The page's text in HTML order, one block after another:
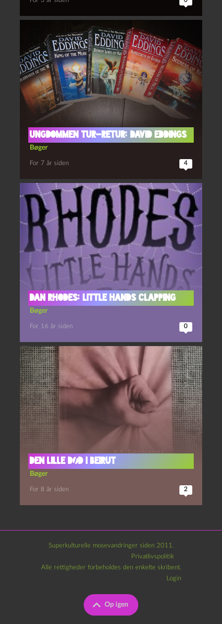
Ungdommen tur-retur: David Eddings
Bøger
For 7 år siden 4
Dan Rhodes: Little Hands Clapping
Bøger
For 16 år siden 0
Den lille død i Beirut
Bøger
For 8 år siden 2
Superkulturelle mosevandringer siden 2011.
Privatlivspolitik
Op igen
Alle rettigheder forbeholdes den enkelte skribent.
Login